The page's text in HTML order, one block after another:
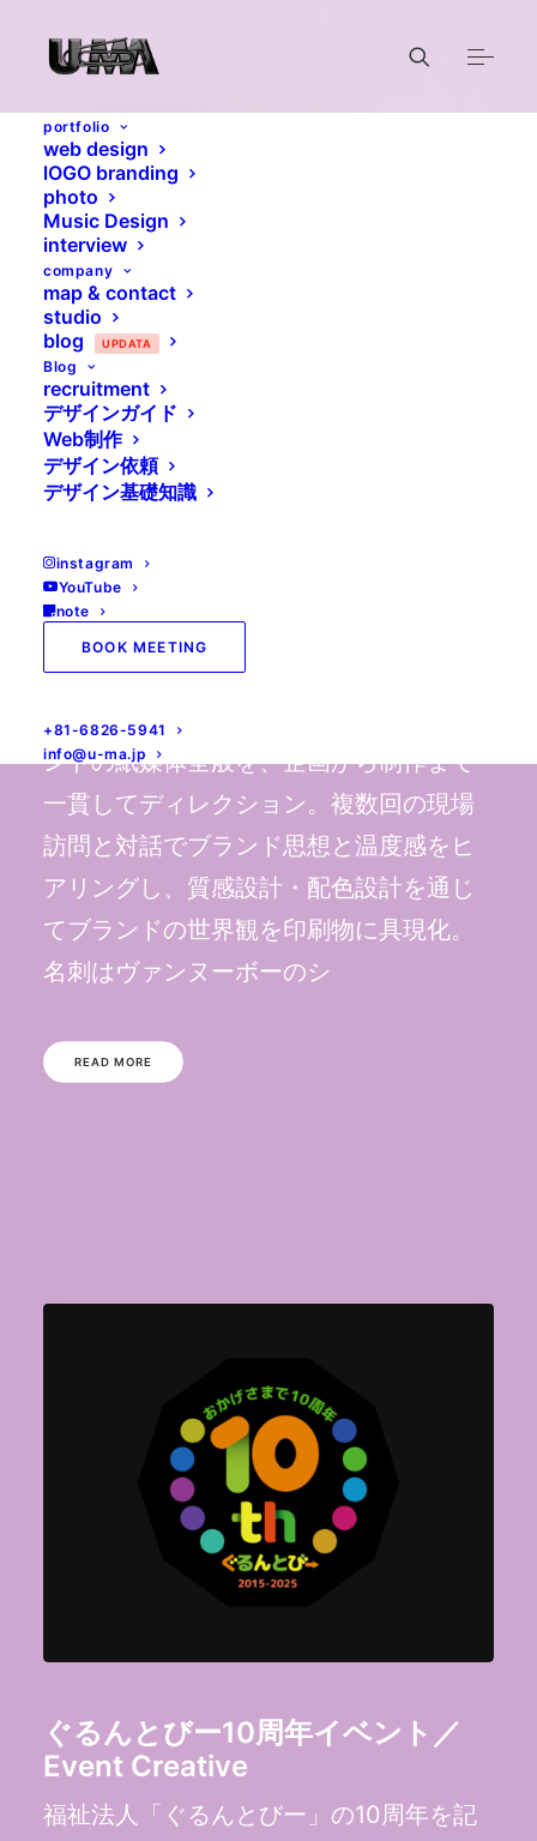
portfolio
web design
lOGO branding
photo
Music Design
interview
company
map & contact
studio
blog
UPDATA
Blog
recruitment
デザインガイド
Web制作
デザイン依頼
デザイン基礎知識
instagram
YouTube
note
BOOK MEETING
+81-6826-5941
info@u-ma.jp
Printing Dirction
新店舗オープンを迎えるジュエリーブラ
ンドの紙媒体全般を、企画から制作まで
一貫してディレクション。複数回の現場
訪問と対話でブランド思想と温度感をヒ
アリングし、質感設計・配色設計を通じ
てブランドの世界観を印刷物に具現化。
名刺はヴァンヌーボーのシ
READ MORE
ぐるんとびー10周年イベント／
Event Creative
福祉法人「ぐるんとびー」の10周年を記